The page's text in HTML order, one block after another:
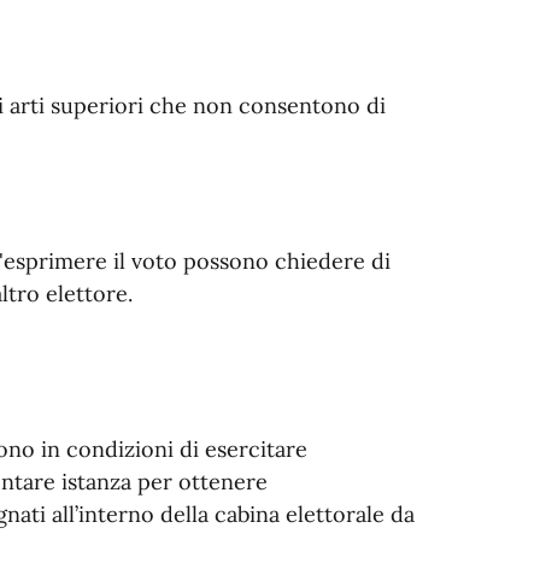
arti superiori che non consentono di
il voto possono chiedere di
elettore.
in condizioni di esercitare
istanza per ottenere
all’interno della cabina elettorale da